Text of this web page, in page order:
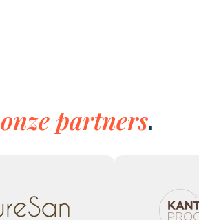
onze partners.